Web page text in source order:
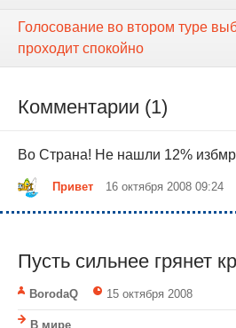
Голосование во втором туре
проходит спокойно
Комментарии (1)
Во Страна! Не нашли 12%
Привет 16 октября 2008 09:24
Пусть сильнее грянет
BorodaQ 15 октября 2008
В мире